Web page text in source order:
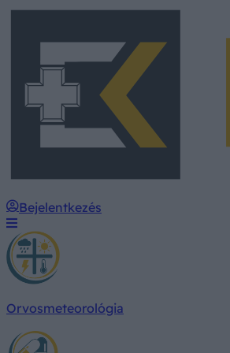
Bejelentkezés
Orvosmeteorológia